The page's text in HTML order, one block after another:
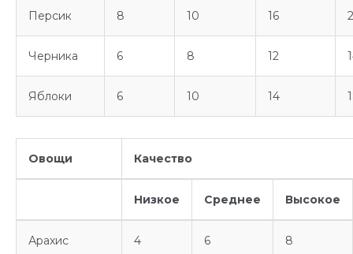
Персик 8 10 16
Черника 6 8 12
Яблоки 6 10 14
Овощи Качество
Низкое Среднее Высокое
Арахис 4 6 8